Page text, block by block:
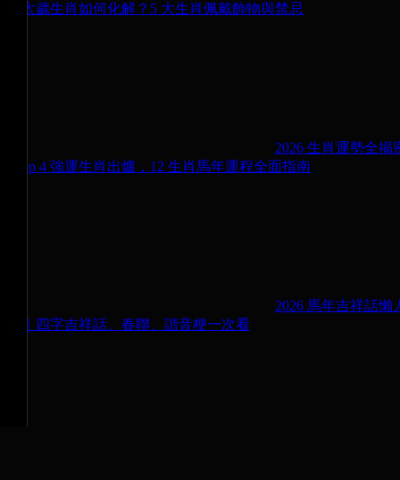
犯太歲生肖如何化解？5 大生肖佩戴飾物與禁忌
2026 生肖運勢全揭
| Top 4 強運生肖出爐，12 生肖馬年運程全面指南
2026 馬年吉祥話懶
包｜四字吉祥話、春聯、諧音梗一次看